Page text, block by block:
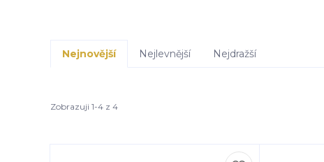
Nejnovější Nejlevnější Nejdražší
Zobrazuji 1-4 z 4